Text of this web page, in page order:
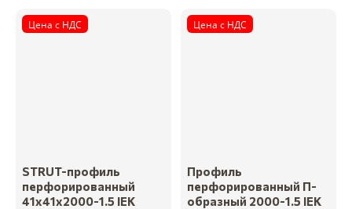
Цена с НДС
STRUT-профиль
перфорированный
41x41х2000-1.5 IEK
Цена с НДС
Профиль
перфорированный П-
образный 2000-1.5 IEK